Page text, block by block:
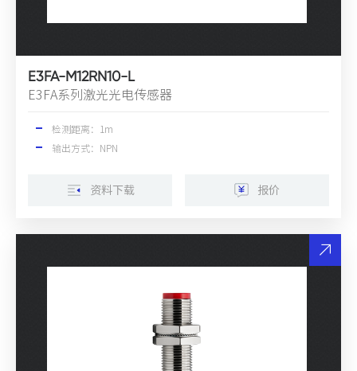
E3FA-M12RN10-L
E3FA系列激光光电传感器
检测距离：1m
输出方式：NPN
资料下载 报价